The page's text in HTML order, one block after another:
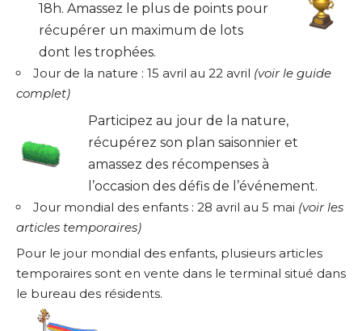
18h. Amassez le plus de points pour
récupérer un maximum de lots
dont les trophées.
Jour de la nature : 15 avril au 22 avril (voir le guide
complet)
Participez au jour de la nature,
récupérez son plan saisonnier et
amassez des récompenses à
l’occasion des défis de l’événement.
Jour mondial des enfants : 28 avril au 5 mai (voir les
articles temporaires)
Pour le jour mondial des enfants, plusieurs articles
temporaires sont en vente dans le terminal situé dans
le bureau des résidents.